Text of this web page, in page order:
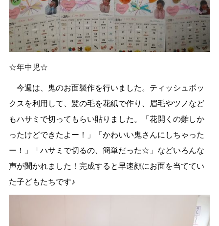
☆年中児☆
今週は、鬼のお面製作を行いました。ティッシュボッ
クスを利用して、髪の毛を花紙で作り、眉毛やツノなど
もハサミで切ってもらい貼りました。「花開くの難しか
ったけどできたよー！」「かわいい鬼さんにしちゃった
ー！」「ハサミで切るの、簡単だった☆」などいろんな
声が聞かれました！完成すると早速顔にお面を当ててい
た子どもたちです♪